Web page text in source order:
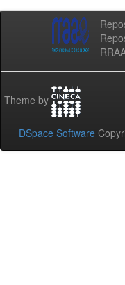
Theme by
DSpace Software